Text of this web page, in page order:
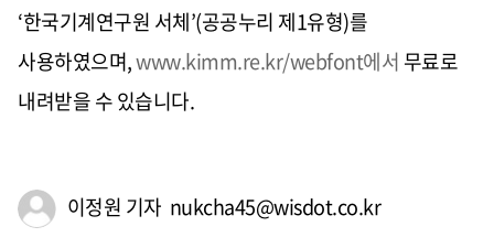
‘한국기계연구원 서체’(공공누리 제1유형)를
사용하였으며,www.kimm.re.kr/webfont에서 무료로
내려받을 수 있습니다.
이정원 기자 nukcha45@wisdot.co.kr